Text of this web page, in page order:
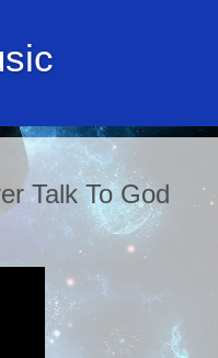
Talk To God